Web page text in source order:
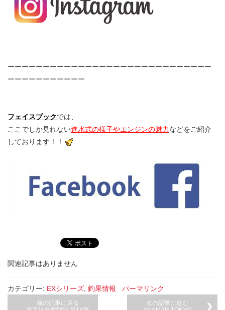
ーーーーーーーーーーーーーーーーーーーーーーーーーーーーー
ーーーーーーーーーーー
フェイスブックでは、
ここでしか見れない進水式の様子やエンジンの魅力などをご紹介
しております！！
関連記事はありません
カテゴリー: EXシリーズ 釣果情報 パーマリンク
前の記事に戻る
次の記事に進む